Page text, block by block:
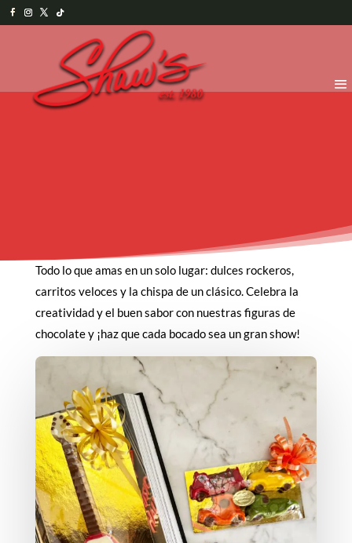
Todo lo que amas en un solo lugar: dulces rockeros,
carritos veloces y la chispa de un clásico. Celebra la
creatividad y el buen sabor con nuestras figuras de
chocolate y ¡haz que cada bocado sea un gran show!